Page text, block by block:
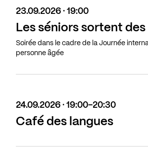
23.09.2026 · 19:00
Les séniors sortent
Soirée dans le cadre de la Journée
personne âgée
24.09.2026 · 19:00-20:30
Café des langues